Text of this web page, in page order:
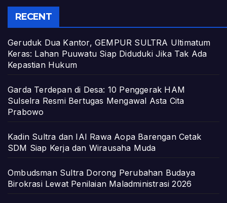
RECENT
Geruduk Dua Kantor, GEMPUR SULTRA Ultimatum
Keras: Lahan Puuwatu Siap Diduduki Jika Tak Ada
Kepastian Hukum
Garda Terdepan di Desa: 10 Penggerak HAM
Sulselra Resmi Bertugas Mengawal Asta Cita
Prabowo
Kadin Sultra dan IAI Rawa Aopa Barengan Cetak
SDM Siap Kerja dan Wirausaha Muda
Ombudsman Sultra Dorong Perubahan Budaya
Birokrasi Lewat Penilaian Maladministrasi 2026